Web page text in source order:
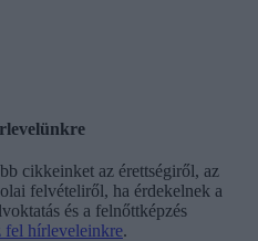
cikkeinket az érettségiről, az
felvételiről, ha érdekelnek a
és a felnőttképzés
fel hírleveleinkre.